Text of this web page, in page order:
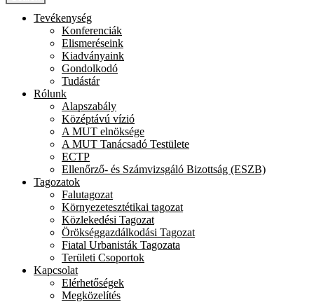
Tevékenység
Konferenciák
Elismeréseink
Kiadványaink
Gondolkodó
Tudástár
Rólunk
Alapszabály
Középtávú vízió
A MUT elnöksége
A MUT Tanácsadó Testülete
ECTP
Ellenőrző- és Számvizsgáló Bizottság (ESZB)
Tagozatok
Falutagozat
Környezetesztétikai tagozat
Közlekedési Tagozat
Örökséggazdálkodási Tagozat
Fiatal Urbanisták Tagozata
Területi Csoportok
Kapcsolat
Elérhetőségek
Megközelítés